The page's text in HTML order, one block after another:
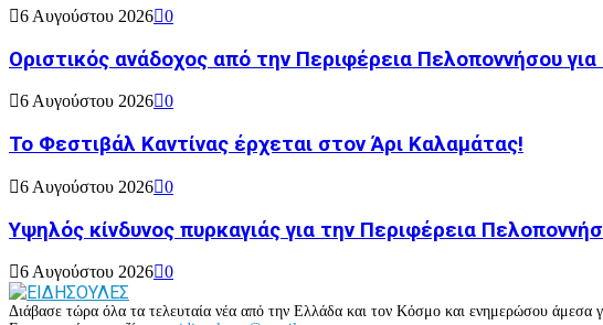
6 Αυγούστου 2026 0
Οριστικός ανάδοχος από την Περιφέρεια Πελοποννήσου
6 Αυγούστου 2026 0
Το Φεστιβάλ Καντίνας έρχεται στον Άρι Καλαμάτας!
6 Αυγούστου 2026 0
Υψηλός κίνδυνος πυρκαγιάς για την Περιφέρεια
6 Αυγούστου 2026 0
Διάβασε τώρα όλα τα τελευταία νέα από την Ελλάδα και τον Κόσμο και ενημερώσου άμεσα